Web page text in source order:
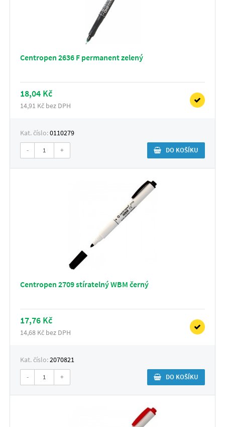
Centropen 2636 F permanent zelený
18,04 Kč
14,91 Kč bez DPH
Kat. číslo:0110279
- + DO KOŠÍKU
Centropen 2709 stíratelný WBM černý
17,76 Kč
14,68 Kč bez DPH
Kat. číslo:2070821
- + DO KOŠÍKU